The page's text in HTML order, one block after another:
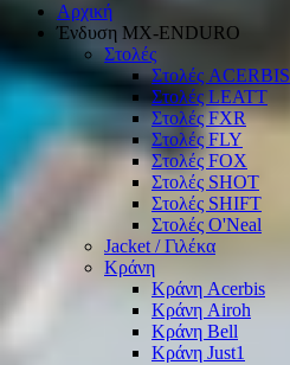
Αρχική
Ένδυση ΜΧ-ΕΝDURO
Στολές
Στολές ACERBIS
Στολές LEATT
Στολές FXR
Στολές FLY
Στολές FOX
Στολές SHOT
Στολές SHIFT
Στολές O'Neal
Jacket / Γιλέκα
Κράνη
Κράνη Acerbis
Κράνη Airoh
Κράνη Bell
Κράνη Just1